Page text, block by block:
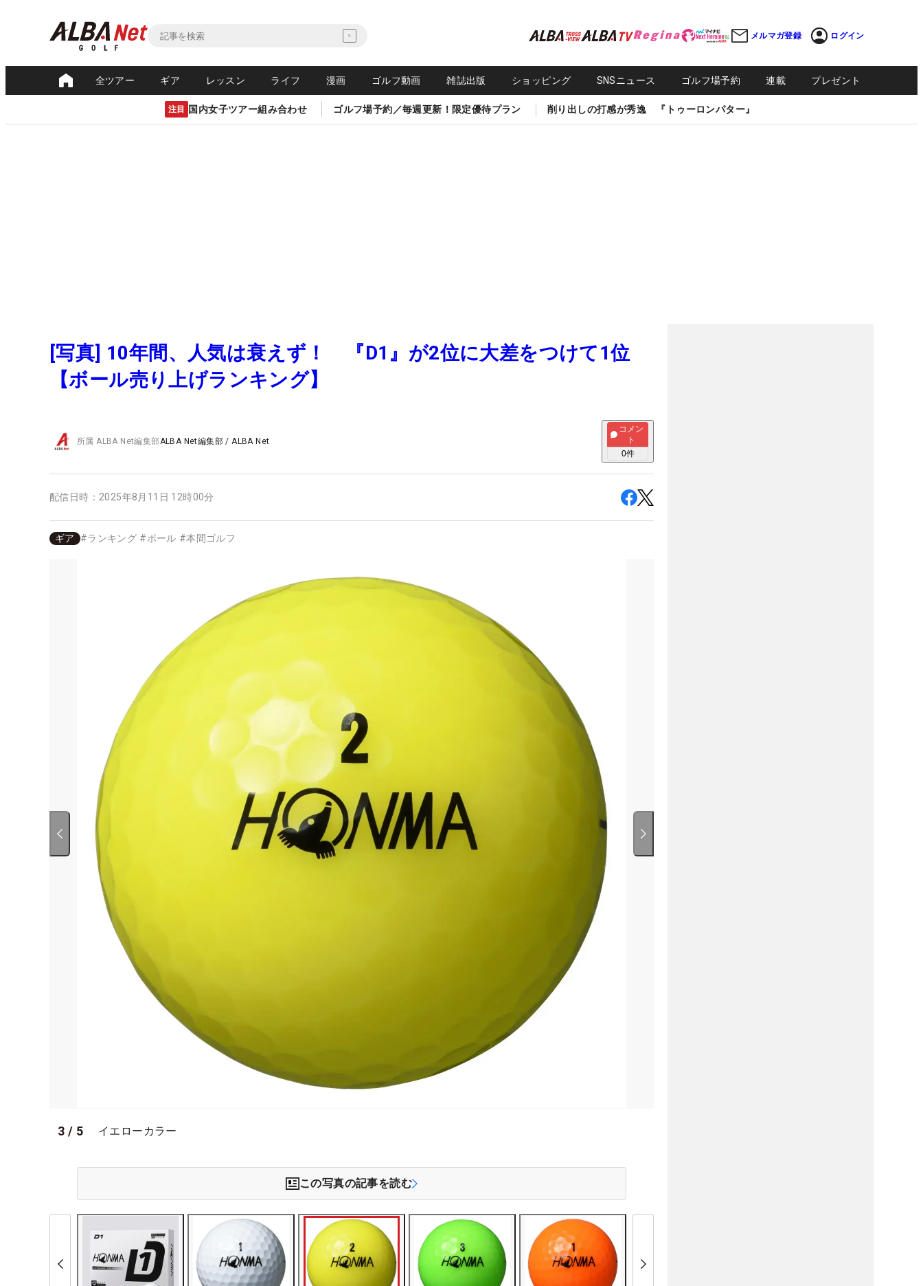
メルマガ登録 ログイン
全ツアー ギア レッスン ライフ 漫画 ゴルフ動画 雑誌出版 ショッピング SNSニュース ゴルフ場予約 連載 プレゼント
注目 国内女子ツアー組み合わせ ゴルフ場予約／毎週更新！限定優待プラン 削り出しの打感が秀逸 『トゥーロンパター』
[写真] 10年間、人気は衰えず！ 『D1』が2位に大差をつけて1位
【ボール売り上げランキング】
所属ALBA Net編集部ALBA Net編集部 /ALBA Net
コメン
ト
0件
配信日時： 2025年8月11日 12時00分
ギア #ランキング #ボール #本間ゴルフ
3 / 5 イエローカラー
この写真の記事を読む